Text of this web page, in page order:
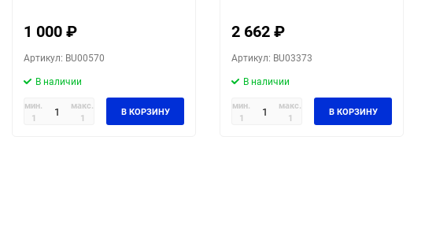
1 000₽
Артикул: BU00570
В наличии
мин.
1
макс.
1
В КОРЗИНУ
2 662₽
Артикул: BU03373
В наличии
мин.
1
макс.
1
В КОРЗИНУ